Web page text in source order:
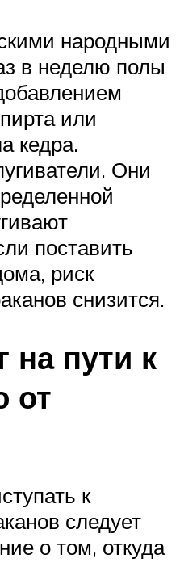
народными
в неделю полы
или
кедра.
Они
поставить
риск
снизится.
пути к
от
к
следует
о том, откуда